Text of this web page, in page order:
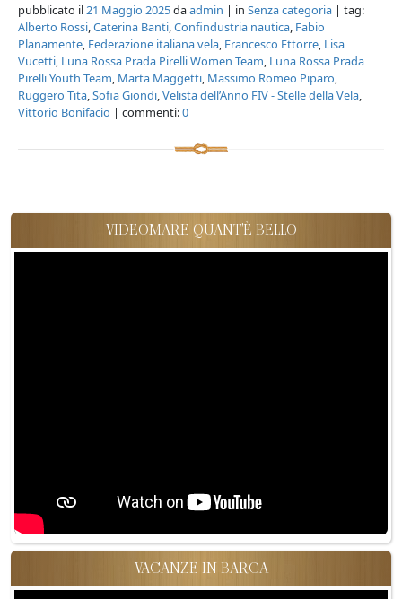
pubblicato il21 Maggio 2025daadmin | in Senza categoria | tag:
Alberto Rossi,Caterina Banti,Confindustria nautica, Fabio
Planamente, Federazione italiana vela, Francesco Ettorre, Lisa
Vucetti, Luna Rossa Prada Pirelli Women Team, Luna Rossa Prada
Pirelli Youth Team, Marta Maggetti, Massimo Romeo Piparo,
Ruggero Tita,Sofia Giondi,Velista dell’Anno FIV - Stelle della Vela,
Vittorio Bonifacio | commenti:0
VIDEOMARE QUANT'È BELLO
VACANZE IN BARCA